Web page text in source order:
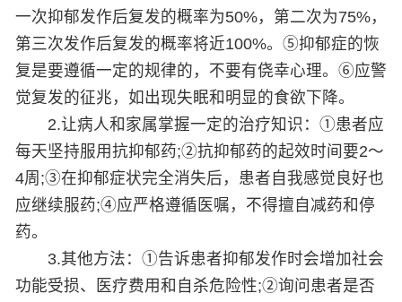
一次抑郁发作后复发的概率为50%，第二次为75%，
第三次发作后复发的概率将近100%。⑤抑郁症的恢
复是要遵循一定的规律的，不要有侥幸心理。⑥应警
觉复发的征兆，如出现失眠和明显的食欲下降。
2.让病人和家属掌握一定的治疗知识：①患者应
每天坚持服用抗抑郁药;②抗抑郁药的起效时间要2～
4周;③在抑郁症状完全消失后，患者自我感觉良好也
应继续服药;④应严格遵循医嘱，不得擅自减药和停
药。
3.其他方法：①告诉患者抑郁发作时会增加社会
功能受损、医疗费用和自杀危险性;②询问患者是否